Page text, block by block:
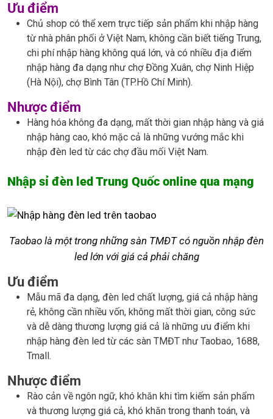
Ưu điểm
Chủ shop có thể xem trực tiếp sản phẩm khi nhập hàng
từ nhà phân phối ở Việt Nam, không cần biết tiếng Trung,
chi phí nhập hàng không quá lớn, và có nhiều địa điểm
nhập hàng đa dạng như chợ Đồng Xuân, chợ Ninh Hiệp
(Hà Nội), chợ Bình Tân (TP.Hồ Chí Minh).
Nhược điểm
Hàng hóa không đa dạng, mất thời gian nhập hàng và giá
nhập hàng cao, khó mặc cả là những vướng mắc khi
nhập đèn led từ các chợ đầu mối Việt Nam.
Nhập sỉ đèn led Trung Quốc online qua mạng
Taobao là một trong những sàn TMĐT có nguồn nhập đèn
led lớn với giá cả phải chăng
Ưu điểm
Mẫu mã đa dạng, đèn led chất lượng, giá cả nhập hàng
rẻ, không cần nhiều vốn, không mất thời gian, công sức
và dễ dàng thương lượng giá cả là những ưu điểm khi
nhập hàng đèn led từ các sàn TMĐT như Taobao, 1688,
Tmall.
Nhược điểm
Rào cản về ngôn ngữ, khó khăn khi tìm kiếm sản phẩm
và thương lượng giá cả, khó khăn trong thanh toán, và